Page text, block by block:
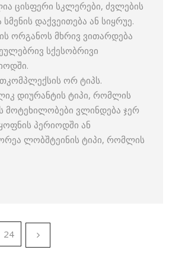
ცისფერი სკლერები, ძვლების
დაქვეითება ან სიყრუე.
ორგანოს მხრივ ვითარდება
სქესობრივი
ორ ტიპს.
დიურანტის ტიპი, რომლის
მოტეხილობები ვლინდება ჯერ
პერიოდში ან
ლობშტეინის ტიპი, რომლის
24